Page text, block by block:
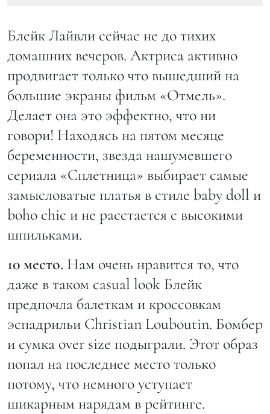
Блейк Лайвли сейчас не до тихих
домашних вечеров. Актриса активно
продвигает только что вышедший на
большие экраны фильм «Отмель».
Делает она это эффектно, что ни
говори! Находясь на пятом месяце
беременности, звезда нашумевшего
сериала «Сплетница» выбирает самые
замысловатые платья в стиле baby doll и
boho chic и не расстается с высокими
шпильками.
10 место. Нам очень нравится то, что
даже в таком casual look Блейк
предпочла балеткам и кроссовкам
эспадрильи Christian Louboutin. Бомбер
и сумка over size подыграли. Этот образ
попал на последнее место только
потому, что немного уступает
шикарным нарядам в рейтинге.